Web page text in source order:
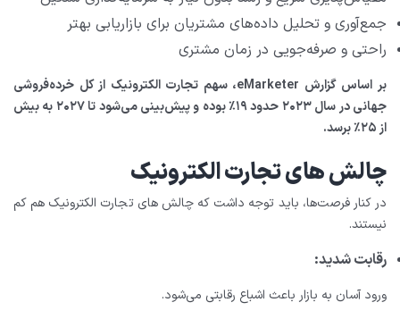
جمع‌آوری و تحلیل داده‌های مشتریان برای بازاریابی بهتر
راحتی و صرفه‌جویی در زمان مشتری
بر اساس گزارش eMarketer، سهم تجارت الکترونیک از کل خرده‌فروشی
جهانی در سال ۲۰۲۳ حدود ۱۹٪ بوده و پیش‌بینی می‌شود تا ۲۰۲۷ به بیش
از ۲۵٪ برسد.
چالش های تجارت الکترونیک
در کنار فرصت‌ها، باید توجه داشت که چالش های تجارت الکترونیک هم کم
نیستند.
رقابت شدید:
ورود آسان به بازار باعث اشباع رقابتی می‌شود.